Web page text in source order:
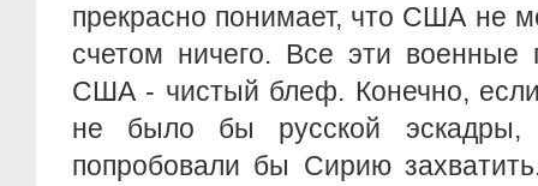
прекрасно понимает, что США не
счетом ничего. Все эти военные
США - чистый блеф. Конечно,
не было бы русской
попробовали бы Сирию